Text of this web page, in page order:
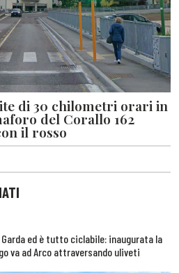
di 30 chilometri orari in
del Corallo 162
il rosso
Garda ed è tutto ciclabile: inaugurata la
va ad Arco attraversando uliveti